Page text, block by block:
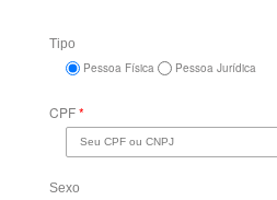
Tipo
Pessoa Física
Pessoa Jurídica
CPF*
Sexo